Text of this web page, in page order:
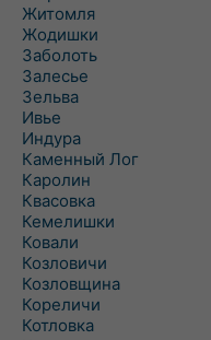
Житомля
Жодишки
Заболоть
Залесье
Зельва
Ивье
Индура
Каменный Лог
Каролин
Квасовка
Кемелишки
Ковали
Козловичи
Козловщина
Кореличи
Котловка